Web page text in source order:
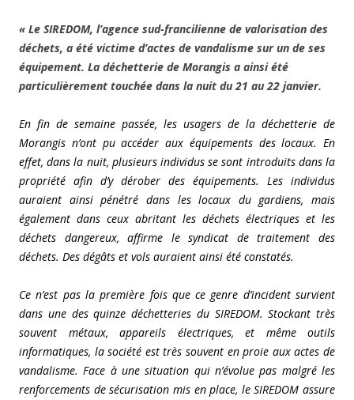
« Le SIREDOM, l’agence sud-francilienne de valorisation des
déchets, a été victime d’actes de vandalisme sur un de ses
équipement. La déchetterie de Morangis a ainsi été
particulièrement touchée dans la nuit du 21 au 22 janvier.
En fin de semaine passée, les usagers de la déchetterie de
Morangis n’ont pu accéder aux équipements des locaux. En
effet, dans la nuit, plusieurs individus se sont introduits dans la
propriété afin d’y dérober des équipements. Les individus
auraient ainsi pénétré dans les locaux du gardiens, mais
également dans ceux abritant les déchets électriques et les
déchets dangereux, affirme le syndicat de traitement des
déchets. Des dégâts et vols auraient ainsi été constatés.
Ce n’est pas la première fois que ce genre d’incident survient
dans une des quinze déchetteries du SIREDOM. Stockant très
souvent métaux, appareils électriques, et même outils
informatiques, la société est très souvent en proie aux actes de
vandalisme. Face à une situation qui n’évolue pas malgré les
renforcements de sécurisation mis en place, le SIREDOM assure